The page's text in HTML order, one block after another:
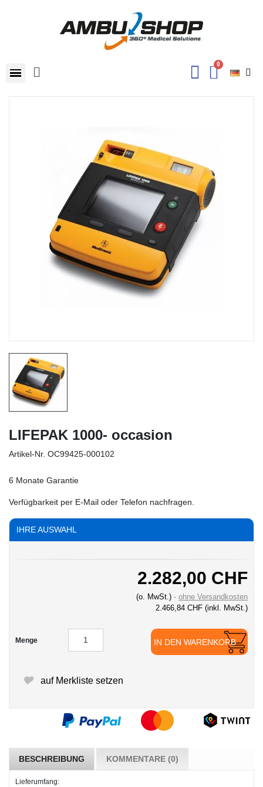
LIFEPAK 1000- occasion
Artikel-Nr. OC99425-000102
6 Monate Garantie
Verfügbarkeit per E-Mail oder Telefon nachfragen.
IHRE AUSWAHL
2.282,00 CHF
(o. MwSt.)
ohne Versandkosten
2.466,84 CHF (inkl. MwSt.)
Menge IN DEN WARENKORB
auf Merkliste setzen
BESCHREIBUNG KOMMENTARE (0)
Lieferumfang: